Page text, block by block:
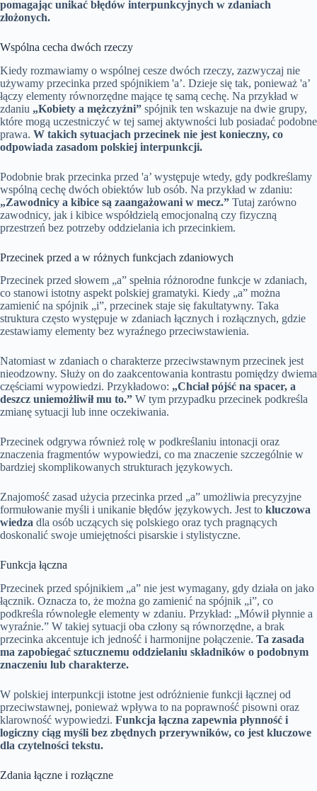
pomagając unikać błędów interpunkcyjnych w zdaniach
złożonych.
Wspólna cecha dwóch rzeczy
Kiedy rozmawiamy o wspólnej cesze dwóch rzeczy, zazwyczaj nie
używamy przecinka przed spójnikiem 'a’. Dzieje się tak, ponieważ 'a’
łączy elementy równorzędne mające tę samą cechę. Na przykład w
zdaniu „Kobiety a mężczyźni” spójnik ten wskazuje na dwie grupy,
które mogą uczestniczyć w tej samej aktywności lub posiadać podobne
prawa. W takich sytuacjach przecinek nie jest konieczny, co
odpowiada zasadom polskiej interpunkcji.
Podobnie brak przecinka przed 'a’ występuje wtedy, gdy podkreślamy
wspólną cechę dwóch obiektów lub osób. Na przykład w zdaniu:
„Zawodnicy a kibice są zaangażowani w mecz.” Tutaj zarówno
zawodnicy, jak i kibice współdzielą emocjonalną czy fizyczną
przestrzeń bez potrzeby oddzielania ich przecinkiem.
Przecinek przed a w różnych funkcjach zdaniowych
Przecinek przed słowem „a” spełnia różnorodne funkcje w zdaniach,
co stanowi istotny aspekt polskiej gramatyki. Kiedy „a” można
zamienić na spójnik „i”, przecinek staje się fakultatywny. Taka
struktura często występuje w zdaniach łącznych i rozłącznych, gdzie
zestawiamy elementy bez wyraźnego przeciwstawienia.
Natomiast w zdaniach o charakterze przeciwstawnym przecinek jest
nieodzowny. Służy on do zaakcentowania kontrastu pomiędzy dwiema
częściami wypowiedzi. Przykładowo: „Chciał pójść na spacer, a
deszcz uniemożliwił mu to.” W tym przypadku przecinek podkreśla
zmianę sytuacji lub inne oczekiwania.
Przecinek odgrywa również rolę w podkreślaniu intonacji oraz
znaczenia fragmentów wypowiedzi, co ma znaczenie szczególnie w
bardziej skomplikowanych strukturach językowych.
Znajomość zasad użycia przecinka przed „a” umożliwia precyzyjne
formułowanie myśli i unikanie błędów językowych. Jest to kluczowa
wiedza dla osób uczących się polskiego oraz tych pragnących
doskonalić swoje umiejętności pisarskie i stylistyczne.
Funkcja łączna
Przecinek przed spójnikiem „a” nie jest wymagany, gdy działa on jako
łącznik. Oznacza to, że można go zamienić na spójnik „i”, co
podkreśla równoległe elementy w zdaniu. Przykład: „Mówił płynnie a
wyraźnie.” W takiej sytuacji oba człony są równorzędne, a brak
przecinka akcentuje ich jedność i harmonijne połączenie. Ta zasada
ma zapobiegać sztucznemu oddzielaniu składników o podobnym
znaczeniu lub charakterze.
W polskiej interpunkcji istotne jest odróżnienie funkcji łącznej od
przeciwstawnej, ponieważ wpływa to na poprawność pisowni oraz
klarowność wypowiedzi. Funkcja łączna zapewnia płynność i
logiczny ciąg myśli bez zbędnych przerywników, co jest kluczowe
dla czytelności tekstu.
Zdania łączne i rozłączne